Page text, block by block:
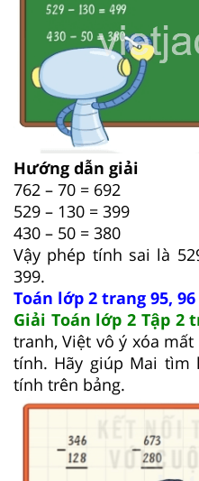
Hướng dẫn giải
762 – 70 = 692
529 – 130 = 399
430 – 50 = 380
Vậy phép tính sai là
399.
Toán lớp 2 trang 95,
Giải Toán lớp 2 Tập 2
tranh, Việt vô ý xóa
tính. Hãy giúp Mai tìm
tính trên bảng.